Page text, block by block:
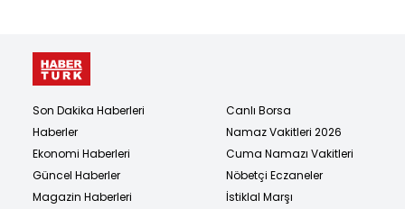
Son Dakika Haberleri
Haberler
Ekonomi Haberleri
Güncel Haberler
Magazin Haberleri
Canlı Borsa
Namaz Vakitleri 2026
Cuma Namazı Vakitleri
Nöbetçi Eczaneler
İstiklal Marşı